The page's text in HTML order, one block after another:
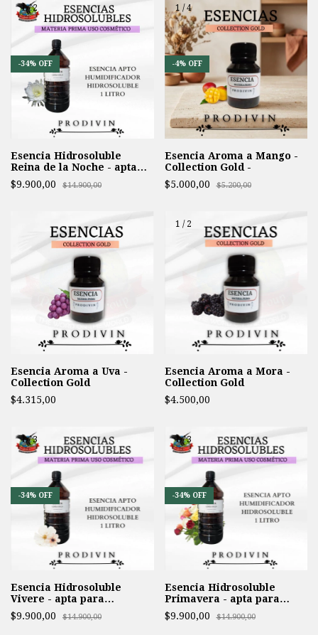
1/2
-34% OFF
Esencia Hidrosoluble
Reina de la Noche - apta
para Humidificador
$9.900,00 $14.900,00
1 / 4
-4% OFF
Esencia Aroma a Mango -
Collection Gold -
$5.000,00
$5.200,00
Esencia Aroma a Uva -
Collection Gold
$4.315,00
1 / 2
Esencia Aroma a Mora -
Collection Gold
$4.500,00
1/3
-34% OFF
Esencia Hidrosoluble
Vivere - apta para
Humidificador -
$9.900,00 $14.900,00
1/3
-34% OFF
Esencia Hidrosoluble
Primavera - apta para
Humidificador -
$9.900,00 $14.900,00